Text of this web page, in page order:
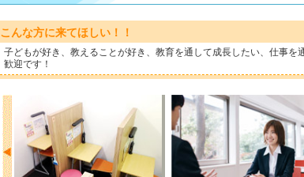
こんな方に来てほしい！！
子どもが好き、教えることが好き、教育を通して成長したい、仕事を
歓迎です！